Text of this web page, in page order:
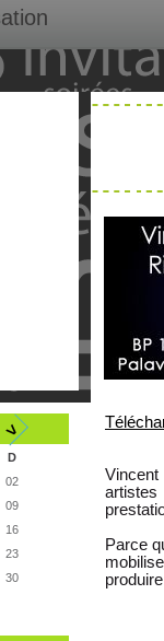
>
D
02
09
16
23
30
Parce